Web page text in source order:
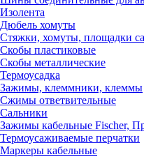
Изолента
Дюбель хомуты
Стяжки, хомуты, площадки
Скобы пластиковые
Скобы металлические
Термоусадка
Зажимы, клеммники, клеммы
Сжимы ответвительные
Сальники
Зажимы кабельные Fischer,
Термоусаживаемые перчатки
Маркеры кабельные